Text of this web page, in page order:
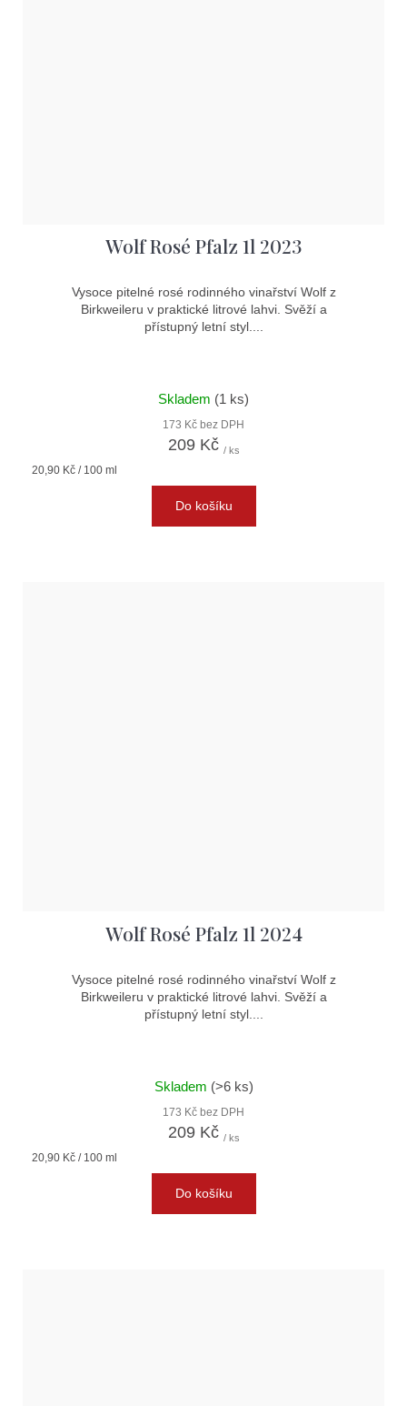
Wolf Rosé Pfalz 1l 2023
Vysoce pitelné rosé rodinného vinařství Wolf z
Birkweileru v praktické litrové lahvi. Svěží a
přístupný letní styl....
Skladem (1 ks)
173 Kč bez DPH
209 Kč / ks
Měrná
20,90 Kč / 100 ml
Do košíku
Wolf Rosé Pfalz 1l 2024
Vysoce pitelné rosé rodinného vinařství Wolf z
Birkweileru v praktické litrové lahvi. Svěží a
přístupný letní styl....
Skladem (>6 ks)
173 Kč bez DPH
209 Kč / ks
Měrná
20,90 Kč / 100 ml
Do košíku